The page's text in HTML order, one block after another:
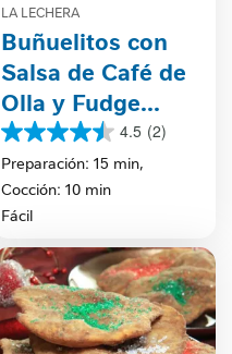
LA LECHERA
Buñuelitos con
Salsa de Café de
Olla y Fudge
Caliente
4.5 (2)
4.5
de
estrellas.
2
Preparación: 15 min,
Cocción: 10 min
Fácil